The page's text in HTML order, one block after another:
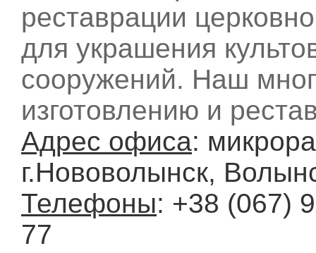
реставрации
для украшения
сооружений. Наш
изготовлению и
Адрес офиса:
г.Нововолынск,
Телефоны: +38 (067)
77